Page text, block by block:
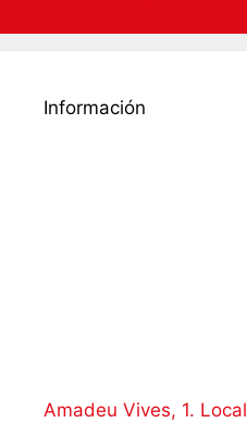
Información
Amadeu Vives, 1. Local